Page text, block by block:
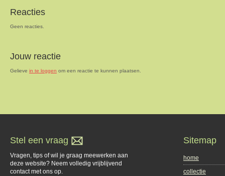
Reacties
Geen reacties.
Jouw reactie
Gelieve in te loggen om een reactie te kunnen plaatsen.
Stel een vraag
Vragen, tips of wil je graag meewerken aan
deze website? Neem volledig vrijblijvend
contact met ons op.
Sitemap
home
collectie